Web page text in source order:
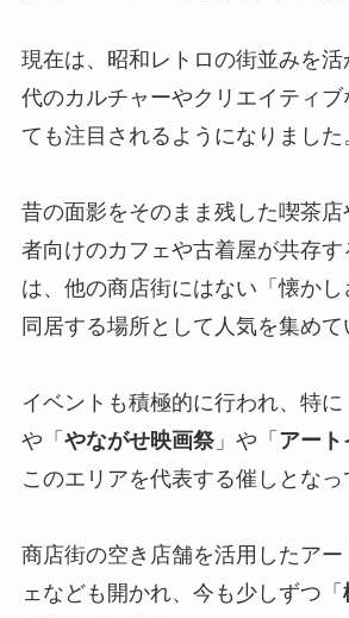
現在は、昭和レトロの街並みを
代のカルチャーやクリエイティブ
ても注目されるようになりました
昔の面影をそのまま残した喫茶
者向けのカフェや古着屋が共存
は、他の商店街にはない「懐か
同居する場所として人気を集めて
イベントも積極的に行われ、特に
や「 やながせ映画祭」や「 アート
このエリアを代表する催しとなっ
商店街の空き店舗を活用したア
ェなども開かれ、今も少しずつ「